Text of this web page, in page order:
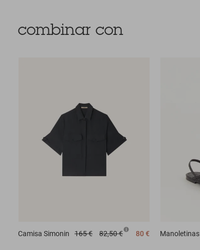
combinar con
Camisa Simonin 165 € 82,50 € 80 € Manoletinas